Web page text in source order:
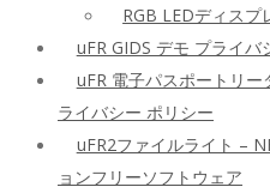
RGB LEDディスプ
uFR GIDS デモ プライバ
uFR 電子パスポートリ
ライバシー ポリシー
uFR2ファイルライト –
ョンフリーソフトウェア